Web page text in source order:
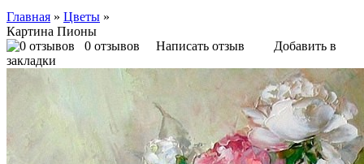
Главная » Цветы »
Картина Пионы
0 отзывов
Написать отзыв
Добавить в
закладки